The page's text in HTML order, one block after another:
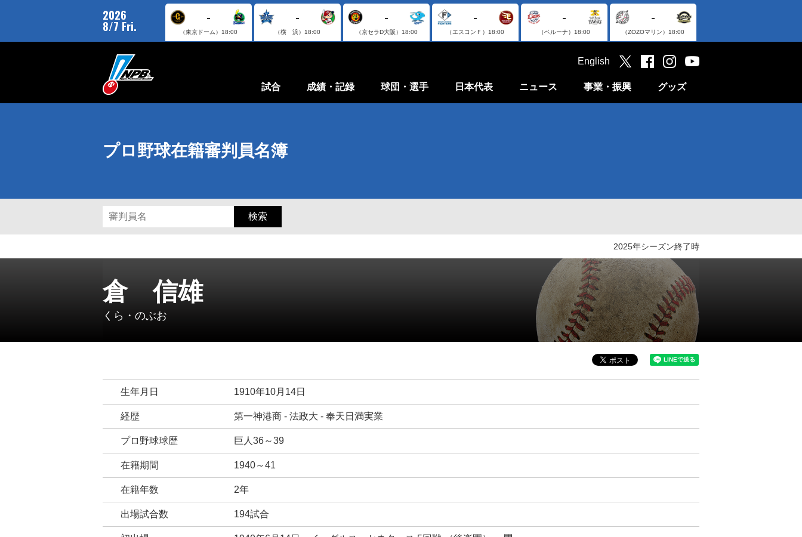
2026
8/7 Fri.
-
（東京ドーム） 18:00
-
（横 浜） 18:00
-
（京セラD大阪） 18:00
-
（エスコンＦ） 18:00
-
（ベルーナ） 18:00
-
（ZOZOマリン） 18:00
試合 成績・記録 球団・選手 日本代表 ニュース 事業・振興 グッズ
English
プロ野球在籍審判員名簿
2025年シーズン終了時
倉 信雄
くら・のぶお
生年月日 1910年10月14日
経歴 第一神港商 - 法政大 - 奉天日満実業
プロ野球球歴 巨人36～39
在籍期間 1940～41
在籍年数 2年
出場試合数 194試合